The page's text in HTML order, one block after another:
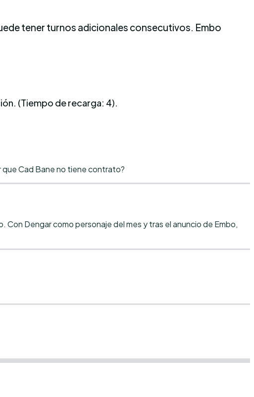
tener turnos adicionales consecutivos. Embo
(Tiempo de recarga: 4).
que Cad Bane no tiene contrato?
Con Dengar como personaje del mes y tras el anuncio de Embo,